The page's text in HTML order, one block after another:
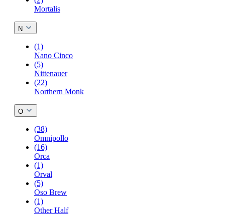
Mortalis
N
(1)
Nano Cinco
(5)
Nittenauer
(22)
Northern Monk
O
(38)
Omnipollo
(16)
Orca
(1)
Orval
(5)
Oso Brew
(1)
Other Half